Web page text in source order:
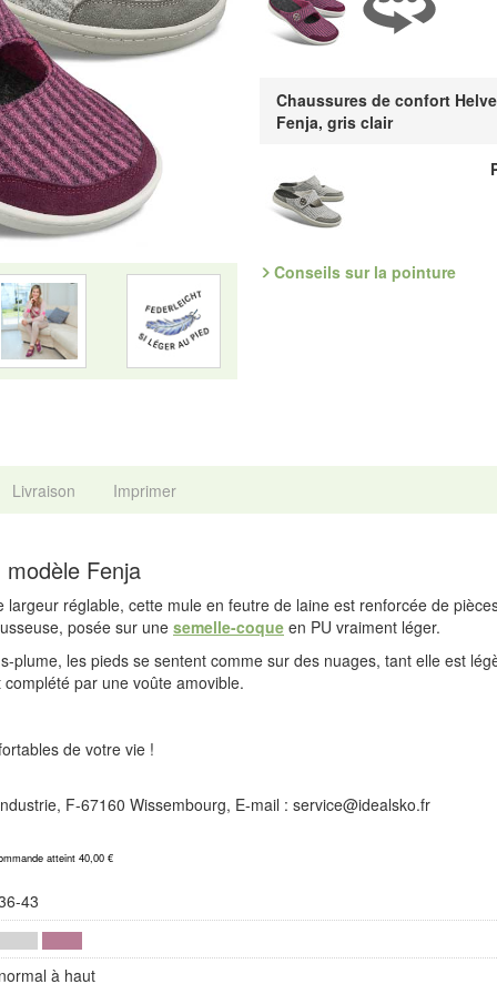
Référence : 4.719.55 / 4.719.20
Fabricant : idéalsko S.A.R.L.,
mail : service@idealsko.fr
Chaussures de confort
Fenja, gris clair
Conseils sur la pointure
Livraison Imprimer
Fenja
réglable, cette mule en feutre de laine est renforcée de
posée sur une semelle-coque en PU vraiment léger.
plume, les pieds se sentent comme sur des nuages, tant elle est
par une voûte amovible.
de votre vie !
F-67160 Wissembourg, E-mail : service@idealsko.fr
atteint 40,00 €
43
à haut